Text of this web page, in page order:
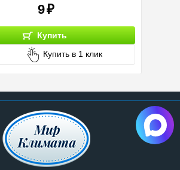
9
Купить
Купить в 1 клик